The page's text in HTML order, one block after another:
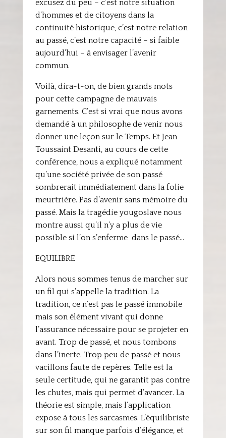
excusez du peu – c’est notre situation
d’hommes et de citoyens dans la
continuité historique, c’est notre relation
au passé, c’est notre capacité – si faible
aujourd’hui – à envisager l’avenir
commun.
Voilà, dira-t-on, de bien grands mots
pour cette campagne de mauvais
garnements. C’est si vrai que nous avons
demandé à un philosophe de venir nous
donner une leçon sur le Temps. Et Jean-
Toussaint Desanti, au cours de cette
conférence, nous a expliqué notamment
qu’une société privée de son passé
sombrerait immédiatement dans la folie
meurtrière. Pas d’avenir sans mémoire du
passé. Mais la tragédie yougoslave nous
montre aussi qu’il n’y a plus de vie
possible si l’on s’enferme dans le passé…
EQUILIBRE
Alors nous sommes tenus de marcher sur
un fil qui s’appelle la tradition. La
tradition, ce n’est pas le passé immobile
mais son élément vivant qui donne
l’assurance nécessaire pour se projeter en
avant. Trop de passé, et nous tombons
dans l’inerte. Trop peu de passé et nous
vacillons faute de repères. Telle est la
seule certitude, qui ne garantit pas contre
les chutes, mais qui permet d’avancer. La
théorie est simple, mais l’application
expose à tous les sarcasmes. L’équilibriste
sur son fil manque parfois d’élégance, et